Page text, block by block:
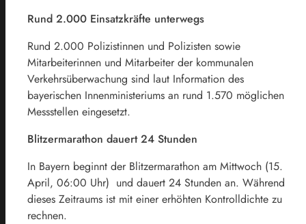
Rund 2.000 Einsatzkräfte unterwegs
Rund 2.000 Polizistinnen und Polizisten sowie
Mitarbeiterinnen und Mitarbeiter der kommunalen
Verkehrsüberwachung sind laut Information des
bayerischen Innenministeriums an rund 1.570 möglichen
Messstellen eingesetzt.
Blitzermarathon dauert 24 Stunden
In Bayern beginnt der Blitzermarathon am Mittwoch (15.
April, 06:00 Uhr) und dauert 24 Stunden an. Während
dieses Zeitraums ist mit einer erhöhten Kontrolldichte zu
rechnen.